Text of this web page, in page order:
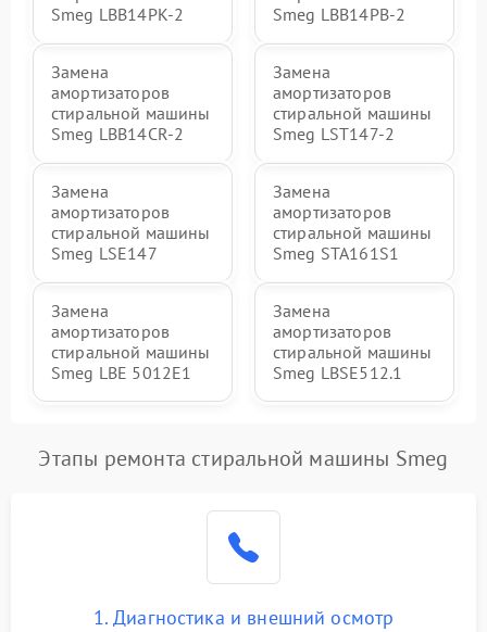
Smeg LBB14PK-2
Smeg LBB14PB-2
Замена
амортизаторов
стиральной машины
Smeg LBB14CR-2
Замена
амортизаторов
стиральной машины
Smeg LST147-2
Замена
амортизаторов
стиральной машины
Smeg LSE147
Замена
амортизаторов
стиральной машины
Smeg STA161S1
Замена
амортизаторов
стиральной машины
Smeg LBE 5012E1
Замена
амортизаторов
стиральной машины
Smeg LBSE512.1
Этапы ремонта стиральной машины Smeg
1. Диагностика и внешний осмотр